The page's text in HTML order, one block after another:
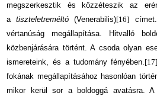
megszer­kesztik és közzéteszik az
atiszteletreméltó (Venerabilis)[16]
vértanúság megállapítása. Hitvalló
közbenjárására történt. A csoda olyan
ismereteink, és a tudomány fényében.[17]
fokának megállapításához hasonlóan
mikor kerül sor a boldoggá avatásra.